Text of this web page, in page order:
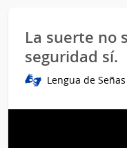
La suerte no
seguridad sí.
Lengua de